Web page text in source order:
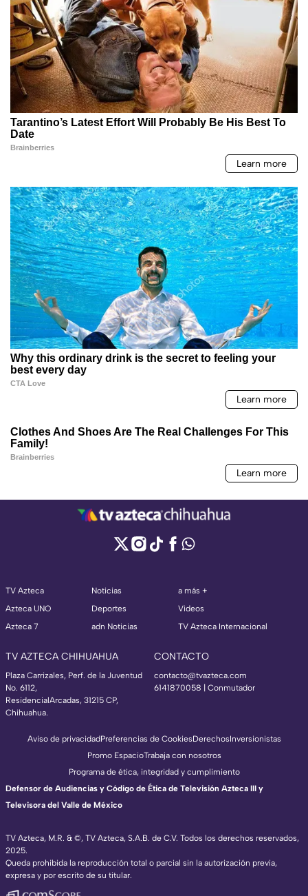
TV Azteca
Azteca UNO
Azteca 7
Noticias
Deportes
adn Noticias
a más +
Videos
TV Azteca Internacional
TV AZTECA CHIHUAHUA
Plaza Carrizales, Perf. de la Juventud
No. 6112,
ResidencialArcadas, 31215 CP,
Chihuahua.
CONTACTO
contacto@tvazteca.com
6141870058 | Conmutador
TV Azteca, M.R. & ©, TV Azteca, S.A.B. de C.V. Todos los derechos reservados,
2025.
Queda prohibida la reproducción total o parcial sin la autorización previa,
expresa y por escrito de su titular.
Aviso de privacidadPreferencias de CookiesDerechosInversionistas
Promo EspacioTrabaja con nosotros
Programa de ética, integridad y cumplimiento
Defensor de Audiencias y Código de Ética de Televisión Azteca III y
Televisora del Valle de México